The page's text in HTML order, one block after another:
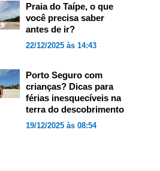
Praia do Taípe, o que
você precisa saber
antes de ir?
22/12/2025 às 14:43
Porto Seguro com
crianças? Dicas para
férias inesquecíveis na
terra do descobrimento
19/12/2025 às 08:54